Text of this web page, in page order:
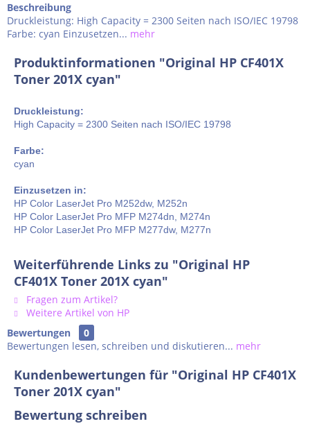
Beschreibung
Druckleistung: High Capacity = 2300 Seiten nach ISO/IEC 19798
Farbe: cyan Einzusetzen... mehr
Produktinformationen "Original HP CF401X
Toner 201X cyan"
Druckleistung:
High Capacity = 2300 Seiten nach ISO/IEC 19798
Farbe:
cyan
Einzusetzen in:
HP Color LaserJet Pro M252dw, M252n
HP Color LaserJet Pro MFP M274dn, M274n
HP Color LaserJet Pro MFP M277dw, M277n
Weiterführende Links zu "Original HP
CF401X Toner 201X cyan"
Fragen zum Artikel?
Weitere Artikel von HP
Bewertungen
0
Bewertungen lesen, schreiben und diskutieren... mehr
Kundenbewertungen für "Original HP CF401X
Toner 201X cyan"
Bewertung schreiben